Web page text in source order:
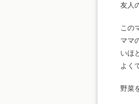
友人
この
ママ
いほ
よく
野菜